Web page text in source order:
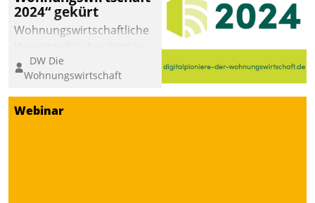
abgeben – rund um die
Uhr.
2024“ gekürt
Wohnungswirtschaftliche
eine digitale Zukunft zu
finden, ist das Ziel des
Awards „Digitalpioniere
der
DW Die
Wohnungswirtschaft
Webinar